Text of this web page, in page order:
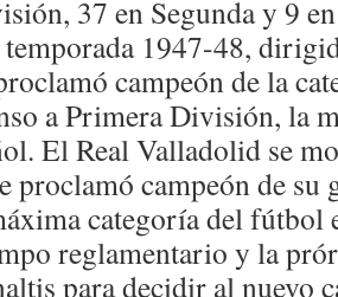
37 en Segunda y 9
temporada 1947-48,
campeón de la
a Primera División, la
El Real Valladolid se
proclamó campeón de
categoría del fútbol
reglamentario y la
para decidir al nuevo